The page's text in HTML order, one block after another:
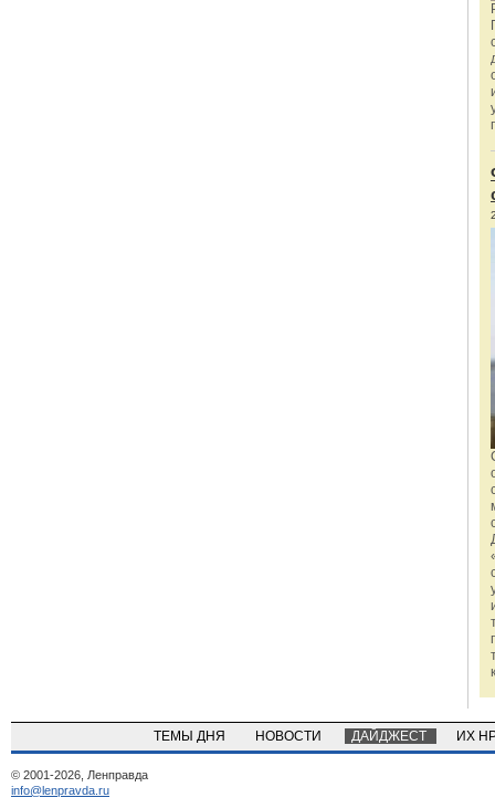
ТЕМЫ ДНЯ НОВОСТИ ДАЙДЖЕСТ ИХ
© 2001-2026, Ленправда
info@lenpravda.ru